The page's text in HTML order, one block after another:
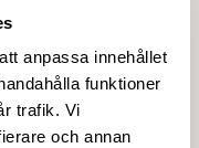
anpassa innehållet
funktioner
trafik. Vi
och annan
landskap.
havet eller bo precis